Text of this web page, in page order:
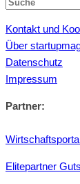
Kontakt und
Über
Datenschutz
Impressum
Partner:
Elitepartner